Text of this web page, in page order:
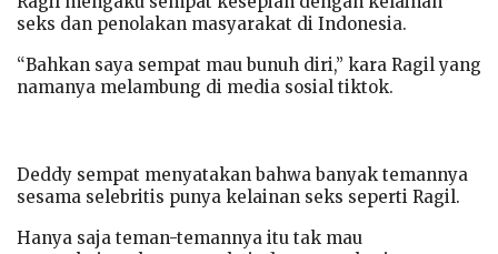
seks dan penolakan masyarakat di Indonesia.
“Bahkan saya sempat mau bunuh diri,” kara Ragil yang
namanya melambung di media sosial tiktok.
Deddy sempat menyatakan bahwa banyak temannya
sesama selebritis punya kelainan seks seperti Ragil.
Hanya saja teman-temannya itu tak mau